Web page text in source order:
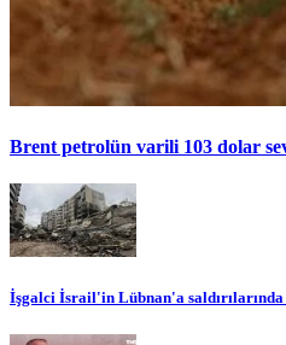
Brent petrolün varili 103 dolar
İşgalci İsrail'in Lübnan'a saldırılarında